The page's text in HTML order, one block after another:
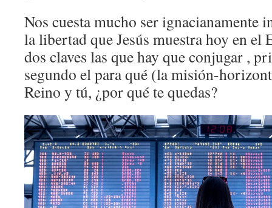
Nos cuesta mucho ser ignacianamente
la libertad que Jesús muestra hoy en el
dos claves las que hay que conjugar ,
segundo el para qué (la misión-
Reino y tú, ¿por qué te quedas?